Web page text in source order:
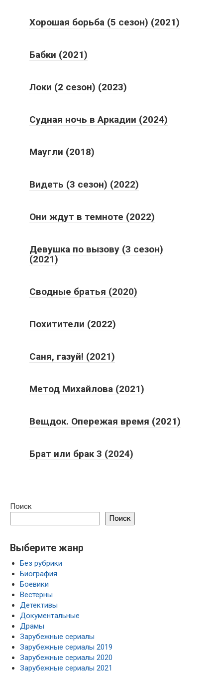
Хорошая борьба (5 сезон) (2021)
Бабки (2021)
Локи (2 сезон) (2023)
Судная ночь в Аркадии (2024)
Маугли (2018)
Видеть (3 сезон) (2022)
Они ждут в темноте (2022)
Девушка по вызову (3 сезон)
(2021)
Сводные братья (2020)
Похитители (2022)
Саня, газуй! (2021)
Метод Михайлова (2021)
Вещдок. Опережая время (2021)
Брат или брак 3 (2024)
Поиск
Поиск
Выберите жанр
Без рубрики
Биография
Боевики
Вестерны
Детективы
Документальные
Драмы
Зарубежные сериалы
Зарубежные сериалы 2019
Зарубежные сериалы 2020
Зарубежные сериалы 2021